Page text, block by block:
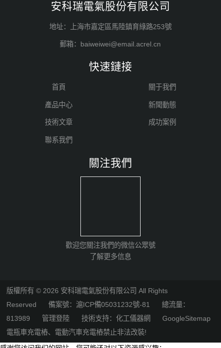
安科瑞電氣股份有限公司
地址：上海市嘉定區馬陸鎮育綠路253號
郵箱：baiweiwei@email.acrel.cn
快速鏈接
首頁 關于我們
產品中心 新聞動態
技術文章 成功案例
聯系我們
關注我們
歡迎您關注我們的微信公眾號
了解更多信息
版權所有 © 2026 安科瑞電氣股份有限公司 All Rights
Reserved備案號：滬ICP備05031232號-81 總流量：
813989 管理登陸 技術支持：化工儀器網
GoogleSitemap
電瓶車充電樁、電動汽車充電樁禁止非法改裝!